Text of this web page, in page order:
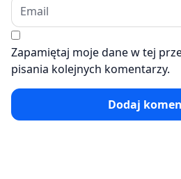
Zapamiętaj moje dane w tej
pisania kolejnych komentarzy.
Dodaj